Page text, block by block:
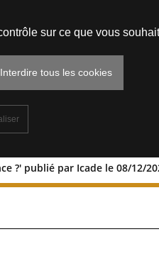
?' publié par Icade le 08/12/
pour la
sur ce que vous
tous les cookies